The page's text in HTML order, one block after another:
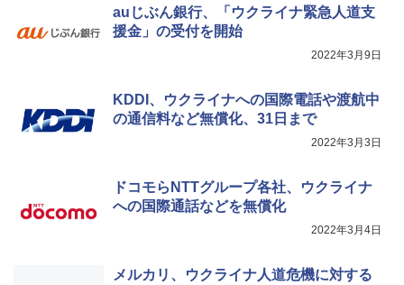
auじぶん銀行、「ウクライナ緊急人道支
援金」の受付を開始
2022年3月9日
KDDI、ウクライナへの国際電話や渡航中
の通信料など無償化、31日まで
2022年3月3日
ドコモらNTTグループ各社、ウクライナ
への国際通話などを無償化
2022年3月4日
メルカリ、ウクライナ人道危機に対する